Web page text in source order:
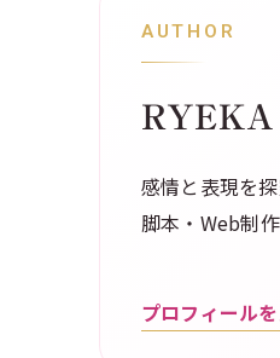
AUTHOR
RYEKA
感情と表現を
脚本・Web制
プロフィール